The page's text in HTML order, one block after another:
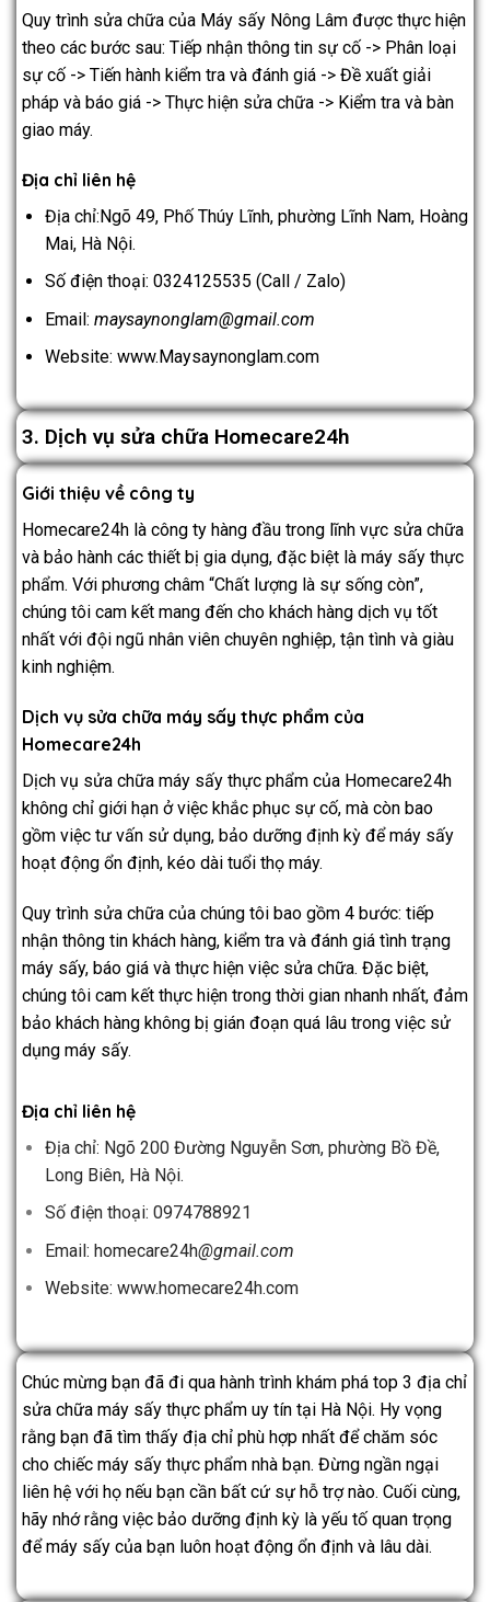
Quy trình sửa chữa của Máy sấy Nông Lâm được thực hiện
theo các bước sau: Tiếp nhận thông tin sự cố -> Phân loại
sự cố -> Tiến hành kiểm tra và đánh giá -> Đề xuất giải
pháp và báo giá -> Thực hiện sửa chữa -> Kiểm tra và bàn
giao máy.
Địa chỉ liên hệ
Địa chỉ:Ngõ 49, Phố Thúy Lĩnh, phường Lĩnh Nam, Hoàng
Mai, Hà Nội.
Số điện thoại: 0324125535 (Call / Zalo)
Email: maysaynonglam@gmail.com
Website: www.Maysaynonglam.com
3. Dịch vụ sửa chữa Homecare24h
Giới thiệu về công ty
Homecare24h là công ty hàng đầu trong lĩnh vực sửa chữa
và bảo hành các thiết bị gia dụng, đặc biệt là máy sấy thực
phẩm. Với phương châm “Chất lượng là sự sống còn”,
chúng tôi cam kết mang đến cho khách hàng dịch vụ tốt
nhất với đội ngũ nhân viên chuyên nghiệp, tận tình và giàu
kinh nghiệm.
Dịch vụ sửa chữa máy sấy thực phẩm của
Homecare24h
Dịch vụ sửa chữa máy sấy thực phẩm của Homecare24h
không chỉ giới hạn ở việc khắc phục sự cố, mà còn bao
gồm việc tư vấn sử dụng, bảo dưỡng định kỳ để máy sấy
hoạt động ổn định, kéo dài tuổi thọ máy.
Quy trình sửa chữa của chúng tôi bao gồm 4 bước: tiếp
nhận thông tin khách hàng, kiểm tra và đánh giá tình trạng
máy sấy, báo giá và thực hiện việc sửa chữa. Đặc biệt,
chúng tôi cam kết thực hiện trong thời gian nhanh nhất, đảm
bảo khách hàng không bị gián đoạn quá lâu trong việc sử
dụng máy sấy.
Địa chỉ liên hệ
Địa chỉ: Ngõ 200 Đường Nguyễn Sơn, phường Bồ Đề,
Long Biên, Hà Nội.
Số điện thoại: 0974788921
Email: homecare24h@gmail.com
Website: www.homecare24h.com
Chúc mừng bạn đã đi qua hành trình khám phá top 3 địa chỉ
sửa chữa máy sấy thực phẩm uy tín tại Hà Nội. Hy vọng
rằng bạn đã tìm thấy địa chỉ phù hợp nhất để chăm sóc
cho chiếc máy sấy thực phẩm nhà bạn. Đừng ngần ngại
liên hệ với họ nếu bạn cần bất cứ sự hỗ trợ nào. Cuối cùng,
hãy nhớ rằng việc bảo dưỡng định kỳ là yếu tố quan trọng
để máy sấy của bạn luôn hoạt động ổn định và lâu dài.